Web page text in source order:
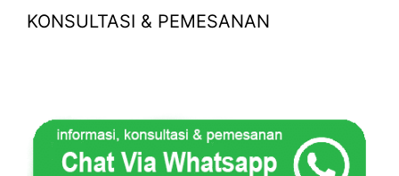
KONSULTASI & PEMESANAN